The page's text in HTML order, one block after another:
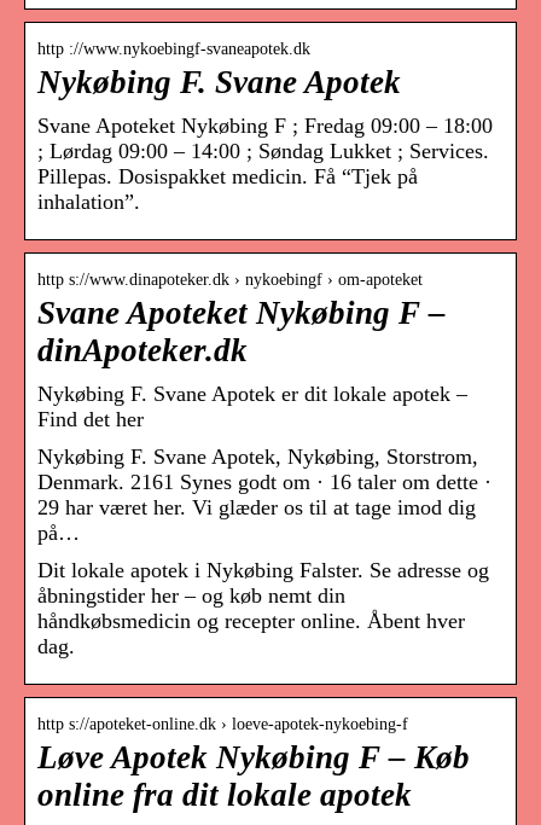
http ://www.nykoebingf-svaneapotek.dk
Nykøbing F. Svane Apotek
Svane Apoteket Nykøbing F ; Fredag 09:00 – 18:00
; Lørdag 09:00 – 14:00 ; Søndag Lukket ; Services.
Pillepas. Dosispakket medicin. Få “Tjek på
inhalation”.
http s://www.dinapoteker.dk › nykoebingf › om-apoteket
Svane Apoteket Nykøbing F –
dinApoteker.dk
Nykøbing F. Svane Apotek er dit lokale apotek –
Find det her
Nykøbing F. Svane Apotek, Nykøbing, Storstrom,
Denmark. 2161 Synes godt om · 16 taler om dette ·
29 har været her. Vi glæder os til at tage imod dig
på…
Dit lokale apotek i Nykøbing Falster. Se adresse og
åbningstider her – og køb nemt din
håndkøbsmedicin og recepter online. Åbent hver
dag.
http s://apoteket-online.dk › loeve-apotek-nykoebing-f
Løve Apotek Nykøbing F – Køb
online fra dit lokale apotek